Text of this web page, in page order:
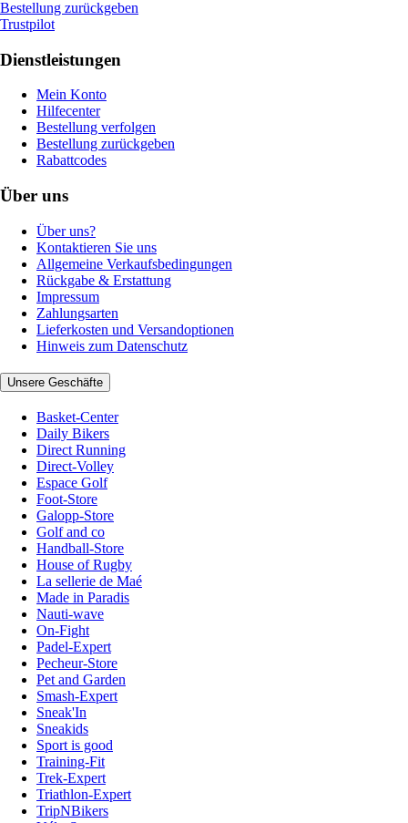
Bestellung zurückgeben
Trustpilot
Dienstleistungen
Mein Konto
Hilfecenter
Bestellung verfolgen
Bestellung zurückgeben
Rabattcodes
Über uns
Über uns?
Kontaktieren Sie uns
Allgemeine Verkaufsbedingungen
Rückgabe & Erstattung
Impressum
Zahlungsarten
Lieferkosten und Versandoptionen
Hinweis zum Datenschutz
Unsere Geschäfte
Basket-Center
Daily Bikers
Direct Running
Direct-Volley
Espace Golf
Foot-Store
Galopp-Store
Golf and co
Handball-Store
House of Rugby
La sellerie de Maé
Made in Paradis
Nauti-wave
On-Fight
Padel-Expert
Pecheur-Store
Pet and Garden
Smash-Expert
Sneak'In
Sneakids
Sport is good
Training-Fit
Trek-Expert
Triathlon-Expert
TripNBikers